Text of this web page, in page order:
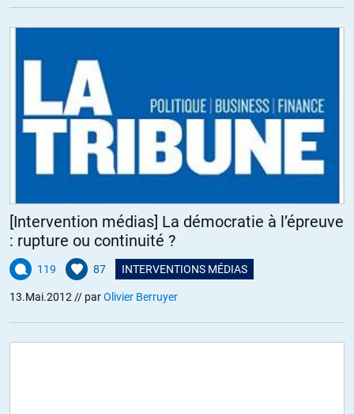
[Intervention médias] La démocratie à l’épreuve
: rupture ou continuité ?
119 87 INTERVENTIONS MÉDIAS
13.Mai.2012// parOlivier Berruyer